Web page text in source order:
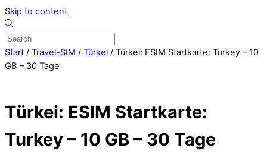
Skip to content
Start / Travel-SIM / Türkei / Türkei: ESIM Startkarte: Turkey – 10
GB – 30 Tage
Türkei: ESIM Startkarte:
Turkey – 10 GB – 30 Tage